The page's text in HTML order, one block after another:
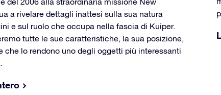
a rivelare dettagli inattesi sulla sua natura
e sul ruolo che occupa nella fascia di Kuiper.
tutte le sue caratteristiche, la sua posizione,
che lo rendono uno degli oggetti più interessanti